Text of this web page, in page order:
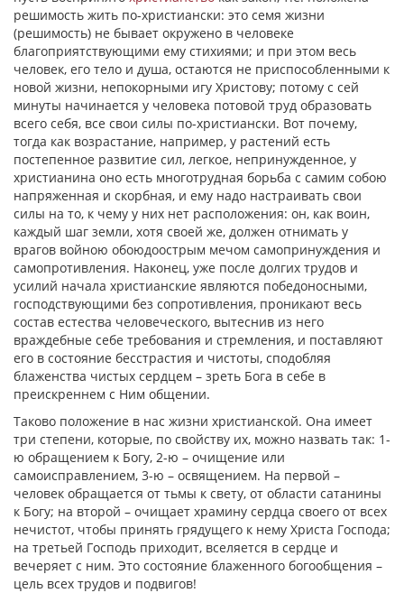
решимость жить по-христиански: это семя жизни
(решимость) не бывает окружено в человеке
благоприятствующими ему стихиями; и при этом весь
человек, его тело и душа, остаются не приспособленными к
новой жизни, непокорными игу Христову; потому с сей
минуты начинается у человека потовой труд образовать
всего себя, все свои силы по-христиански. Вот почему,
тогда как возрастание, например, у растений есть
постепенное развитие сил, легкое, непринужденное, у
христианина оно есть многотрудная борьба с самим собою
напряженная и скорбная, и ему надо настраивать свои
силы на то, к чему у них нет расположения: он, как воин,
каждый шаг земли, хотя своей же, должен отнимать у
врагов войною обоюдоострым мечом самопринуждения и
самопротивления. Наконец, уже после долгих трудов и
усилий начала христианские являются победоносными,
господствующими без сопротивления, проникают весь
состав естества человеческого, вытеснив из него
враждебные себе требования и стремления, и поставляют
его в состояние бесстрастия и чистоты, сподобляя
блаженства чистых сердцем – зреть Бога в себе в
преискреннем с Ним общении.
Таково положение в нас жизни христианской. Она имеет
три степени, которые, по свойству их, можно назвать так: 1-
ю обращением к Богу, 2-ю – очищение или
самоисправлением, 3-ю – освящением. На первой –
человек обращается от тьмы к свету, от области сатанины
к Богу; на второй – очищает храмину сердца своего от всех
нечистот, чтобы принять грядущего к нему Христа Господа;
на третьей Господь приходит, вселяется в сердце и
вечеряет с ним. Это состояние блаженного богообщения –
цель всех трудов и подвигов!